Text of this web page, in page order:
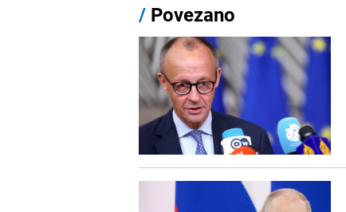
/ Povezano